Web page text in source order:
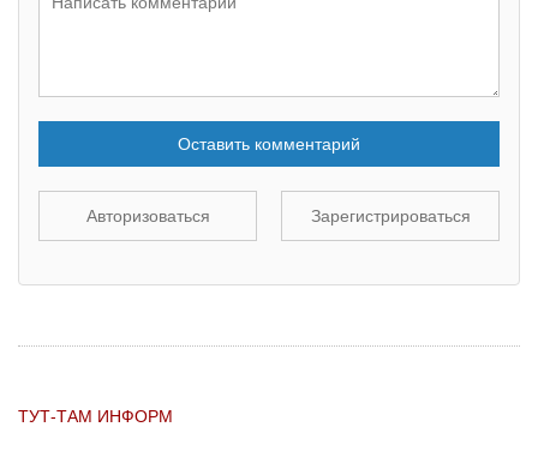
Оставить комментарий
Авторизоваться Зарегистрироваться
ТУТ-ТАМ ИНФОРМ